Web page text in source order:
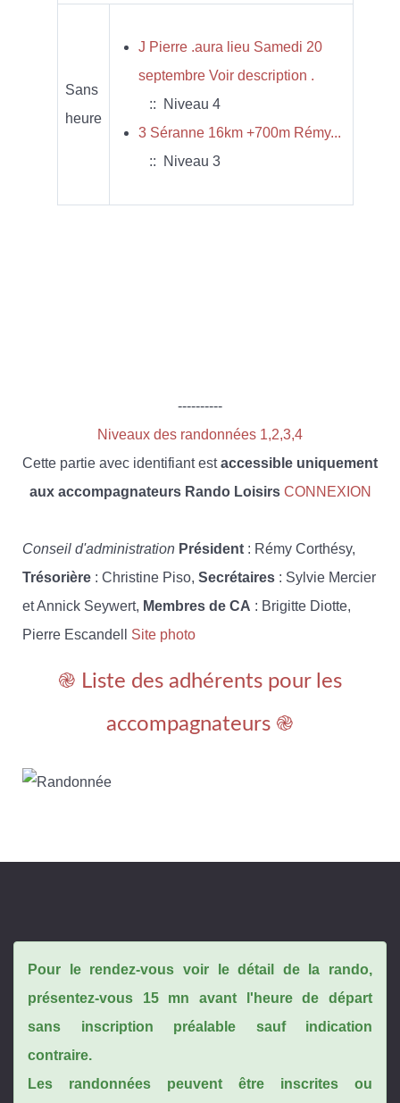
Sans
heure
J Pierre .aura lieu Samedi 20
septembre Voir description .
:: Niveau 4
3 Séranne 16km +700m Rémy...
:: Niveau 3
----------
Niveaux des randonnées 1,2,3,4
Cette partie avec identifiant estaccessible uniquement
aux accompagnateurs Rando Loisirs CONNEXION
Conseil d'administration Président : Rémy Corthésy,
Trésorière : Christine Piso, Secrétaires : Sylvie Mercier
et Annick Seywert, Membres de CA : Brigitte Diotte,
Pierre Escandell Site photo
֎ Liste des adhérents pour les
accompagnateurs ֎
Pour le rendez-vous voir le détail de la rando,
présentez-vous 15 mn avant l'heure de départ
sans inscription préalable sauf indication
contraire.
Les randonnées peuvent être inscrites ou